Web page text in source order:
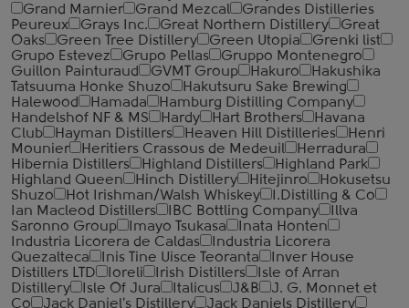
Grand Marnier
Grand Mezcal
Grandes Distilleries
Peureux
Grays Inc. Great Northern Distillery
Great
Oaks
Green Tree Distillery Green Utopia
Grenki list
Grupo Estevez
Grupo Pellas
Gruppo Montenegro
Guillon Painturaud
GVMT Group Hakuro
Hakushika
Tatsuuma Honke Shuzo
Hakutsuru Sake Brewing
Halewood
Hamada
Hamburg Distilling Company
Handelshof NF & MS
Hardy Hart Brothers
Havana
Club
Hayman Distillers Heaven Hill Distilleries
Henri
Mounier
Heritiers Crassous de Medeuil
Herradura
Hibernia Distillers
Highland Distillers
Highland Park
Highland Queen
Hinch Distillery Hitejinro
Hokusetsu
Shuzo
Hot Irishman/Walsh Whiskey
I.Distilling & Co
Ian Macleod Distillers
IBC Bottling Company
Illva
Saronno Group
Imayo Tsukasa
Inata Honten
Industria Licorera de Caldas
Industria Licorera
Quezalteca
Inis Tine Uisce Teoranta
Inver House
Distillers LTD
Ioreli Irish Distillers
Isle of Arran
Distillery
Isle Of Jura Italicus J&B
J. G. Monnet et
Co
Jack Daniel's Distillery
Jack Daniels Distillery